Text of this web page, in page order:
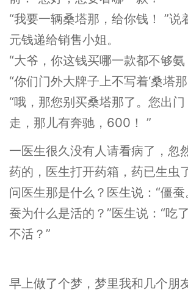
“我要一辆桑塔那，给你钱！ ”
元钱递给销售小姐。
“大爷，你这钱买哪一款都不够氨
“你们门外大牌子上不写着‘桑塔
“哦，那您别买桑塔那了。您出
走，那儿有奔驰，600！ ”
一医生很久没有人请看病了，忽
药的，医生打开药箱，药已生虫
问医生那是什么？医生说：“僵蚕
蚕为什么是活的？”医生说：“吃
不活？”
早上做了个梦，梦里我和几个朋